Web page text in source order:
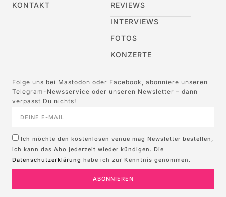
KONTAKT
REVIEWS
INTERVIEWS
FOTOS
KONZERTE
Folge uns bei Mastodon oder Facebook, abonniere unseren
Telegram-Newsservice oder unseren Newsletter – dann
verpasst Du nichts!
Ich möchte den kostenlosen venue mag Newsletter bestellen,
ich kann das Abo jederzeit wieder kündigen. Die
Datenschutzerklärung habe ich zur Kenntnis genommen.
ABONNIEREN